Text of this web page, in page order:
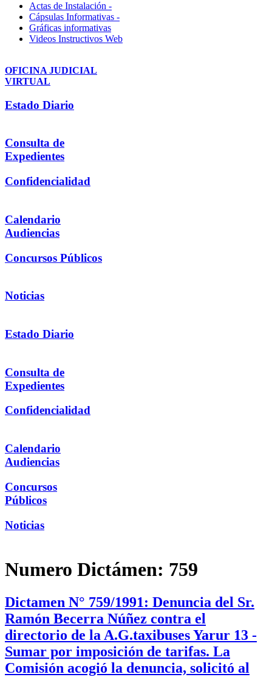
Actas de Instalación -
Cápsulas Informativas -
Gráficas informativas
Videos Instructivos Web
OFICINA JUDICIAL
VIRTUAL
Estado Diario
Consulta de
Expedientes
Confidencialidad
Calendario
Audiencias
Concursos Públicos
Noticias
Estado Diario
Consulta de
Expedientes
Confidencialidad
Calendario
Audiencias
Concursos
Públicos
Noticias
Numero Dictámen: 759
Dictamen N° 759/1991: Denuncia del Sr.
Ramón Becerra Núñez contra el
directorio de la A.G.taxibuses Yarur 13 -
Sumar por imposición de tarifas. La
Comisión acogió la denuncia, solicitó al